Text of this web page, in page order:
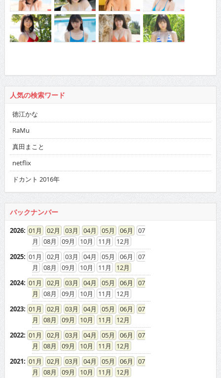
人気の検索ワード
徳江かな
RaMu
真田まこと
netflix
ドカント 2016年
バックナンバー
2026: 01 02 03 04 05 06
07
08
09 10 11
12
2025: 01 02 03 04 05 06
07
08
09 10 11
12
2024: 01 02 03 04 05 06
07
08
09 10 11
12
2023: 01 02 03 04 05 06
07
08
09 10 11
12
2022: 01 02 03 04 05 06
07
08
09 10 11
12
2021: 01 02 03 04 05 06
07
08
09 10 11
12